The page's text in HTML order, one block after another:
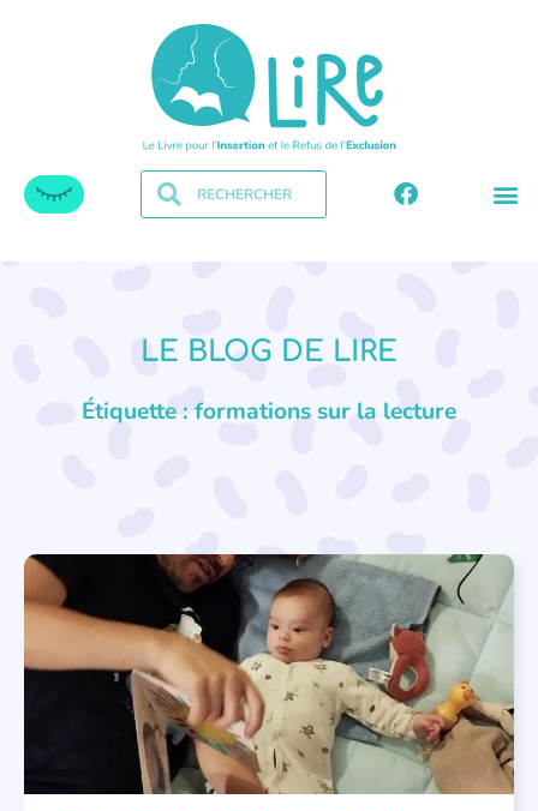
LE BLOG DE LIRE
Étiquette : formations sur la lecture
ATELIER FORMATIONS